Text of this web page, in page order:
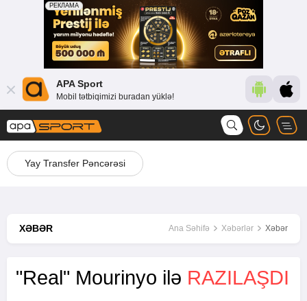
APA Sport
Mobil tətbiqimizi buradan yüklə!
Yay Transfer Pəncərəsi
XƏBƏR Ana Səhifə Xəbərlər Xəbər
"Real" Mourinyo ilə RAZILAŞDI